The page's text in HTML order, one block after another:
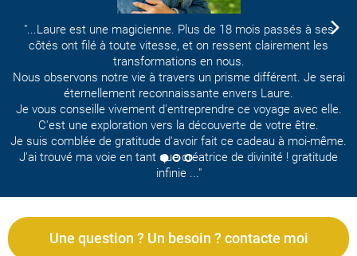
"...Laure est une magicienne. Plus de 18 mois passés à ses
côtés ont filé à toute vitesse, et on ressent clairement les
transformations en nous.
Nous observons notre vie à travers un prisme différent. Je serai
éternellement reconnaissante envers Laure.
Je vous conseille vivement d'entreprendre ce voyage avec elle.
C'est une exploration vers la découverte de votre être.
Je suis comblée de gratitude d'avoir fait ce cadeau à moi-même.
J'ai trouvé ma voie en tant que créatrice de divinité ! gratitude
infinie ..."
Une question ? Un besoin ? contacte moi